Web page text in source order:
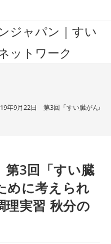
ジャパン｜すい
ットワーク
年9月22日 第3回「すい臓がんの
3回「すい臓
めに考えられ
実習 秋分の